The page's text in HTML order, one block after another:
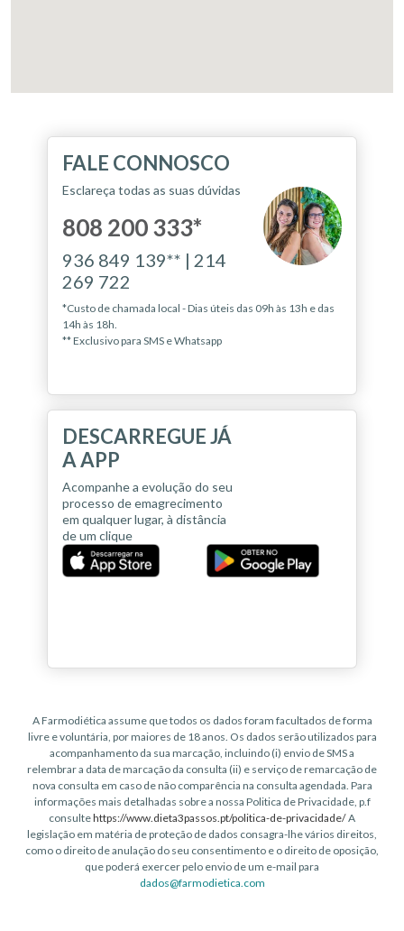
FALE CONNOSCO
Esclareça todas as suas dúvidas
808 200 333*
936 849 139** | 214
269 722
*Custo de chamada local - Dias úteis das 09h às 13h e das
14h às 18h.
** Exclusivo para SMS e Whatsapp
DESCARREGUE JÁ
A APP
Acompanhe a evolução do seu
processo de emagrecimento
em qualquer lugar, à distância
de um clique
A Farmodiética assume que todos os dados foram facultados de forma
livre e voluntária, por maiores de 18 anos. Os dados serão utilizados para
acompanhamento da sua marcação, incluindo (i) envio de SMS a
relembrar a data de marcação da consulta (ii) e serviço de remarcação de
nova consulta em caso de não comparência na consulta agendada. Para
informações mais detalhadas sobre a nossa Politica de Privacidade, p.f
consultehttps://www.dieta3passos.pt/politica-de-privacidade/ A
legislação em matéria de proteção de dados consagra-lhe vários direitos,
como o direito de anulação do seu consentimento e o direito de oposição,
que poderá exercer pelo envio de um e-mail para
dados@farmodietica.com